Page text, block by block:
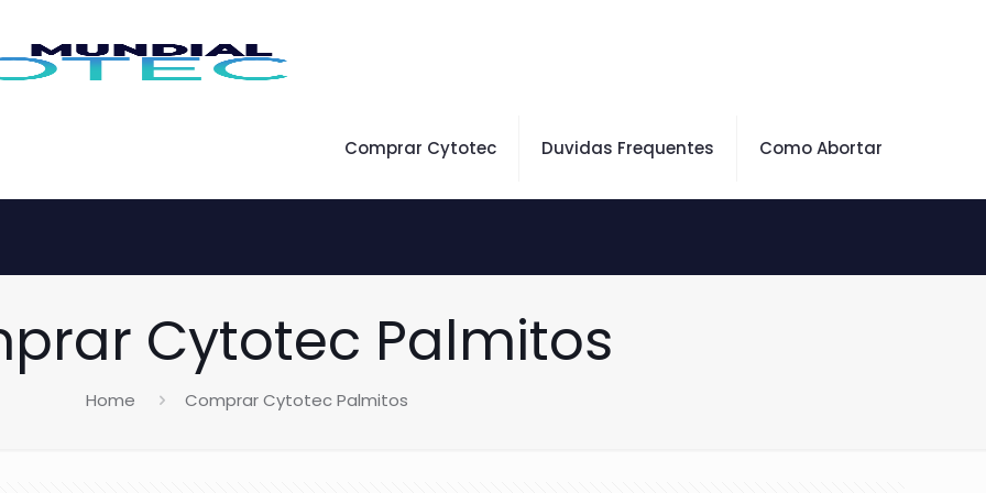
Comprar Cytotec Duvidas Frequentes Como Abortar
Cytotec Palmitos
Home Comprar Cytotec Palmitos